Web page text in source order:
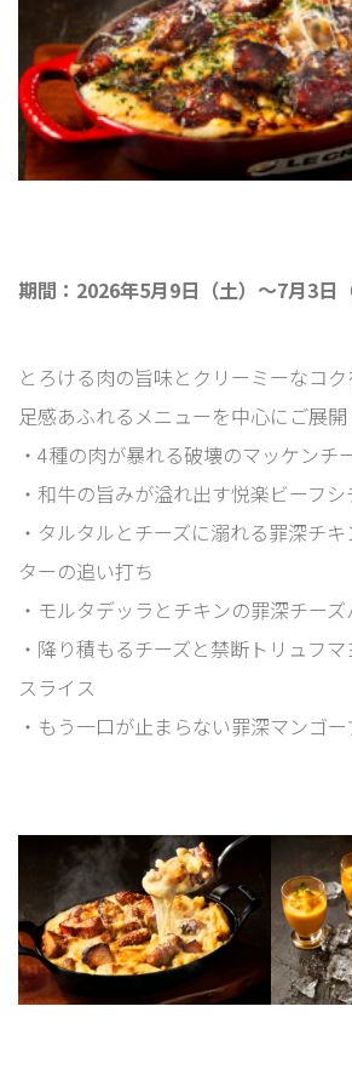
期間：2026年5月9日（土）～7月3日（
とろける肉の旨味とクリーミーなコ
足感あふれるメニューを中心にご展開
・4種の肉が暴れる破壊のマッケンチ
・和牛の旨みが溢れ出す悦楽ビーフ
・タルタルとチーズに溺れる罪深チ
ターの追い打ち
・モルタデッラとチキンの罪深チーズ
・降り積もるチーズと禁断トリュフ
スライス
・もう一口が止まらない罪深マンゴ